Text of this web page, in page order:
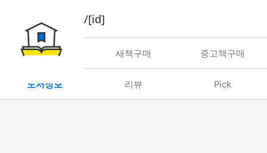
book/rent/[id]
대여 새책구매 중고책구매
도서정보 리뷰 Pick